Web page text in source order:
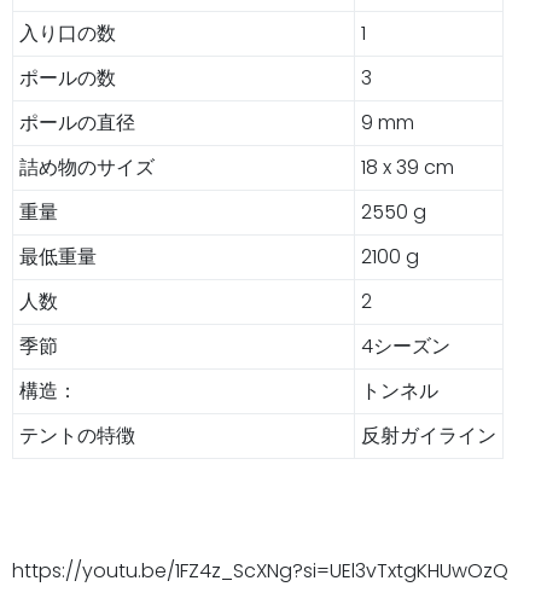
入り口の数
1
ポールの数
3
ポールの直径
9 mm
詰め物のサイズ
18 x 39 cm
重量
2550 g
最低重量
2100 g
人数
2
季節
4シーズン
構造：
トンネル
テントの特徴
反射ガイライン
https://youtu.be/1FZ4z_ScXNg?si=UEl3vTxtgKHUwOzQ